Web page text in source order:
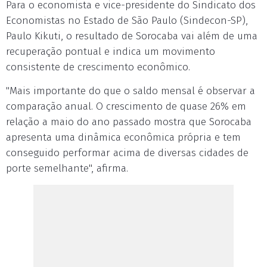
Para o economista e vice-presidente do Sindicato dos
Economistas no Estado de São Paulo (Sindecon-SP),
Paulo Kikuti, o resultado de Sorocaba vai além de uma
recuperação pontual e indica um movimento
consistente de crescimento econômico.
"Mais importante do que o saldo mensal é observar a
comparação anual. O crescimento de quase 26% em
relação a maio do ano passado mostra que Sorocaba
apresenta uma dinâmica econômica própria e tem
conseguido performar acima de diversas cidades de
porte semelhante", afirma.